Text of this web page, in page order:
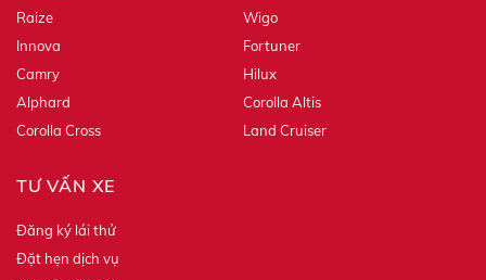
Raize
Wigo
Innova
Fortuner
Camry
Hilux
Alphard
Corolla Altis
Corolla Cross
Land Cruiser
TƯ VẤN XE
Đăng ký lái thử
Đặt hẹn dịch vụ